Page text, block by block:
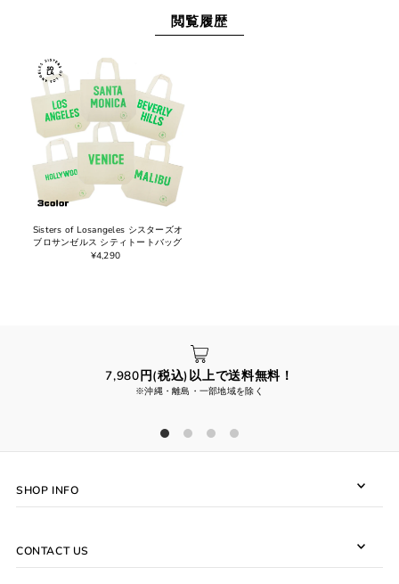
閲覧履歴
Sisters of Losangeles シスターズオ
ブロサンゼルス シティトートバッグ
¥4,290
7,980円(税込)以上で送料無料！
※沖縄・離島・一部地域を除く
SHOP INFO
CONTACT US